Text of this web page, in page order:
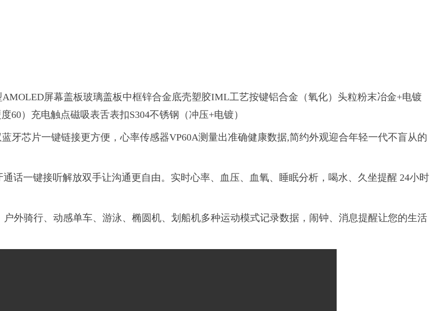
屏幕盖板玻璃盖板中框锌合金底壳塑胶IML工艺按键铝合金（氧化）头粒粉末冶金+电镀
）充电触点磁吸表舌表扣S304不锈钢（冲压+电镀）
牙芯片一键链接更方便，心率传感器VP60A测量出准确健康数据,简约外观迎合年轻一代不盲从的
话一键接听解放双手让沟通更自由。实时心率、血压、血氧、睡眠分析，喝水、久坐提醒 24小时
外骑行、动感单车、游泳、椭圆机、划船机多种运动模式记录数据，闹钟、消息提醒让您的生活